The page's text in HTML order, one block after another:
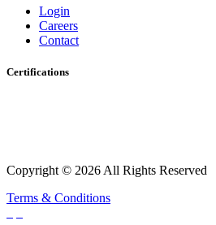
Login
Careers
Contact
Certifications
Copyright © 2026 All Rights Reserved
Terms & Conditions